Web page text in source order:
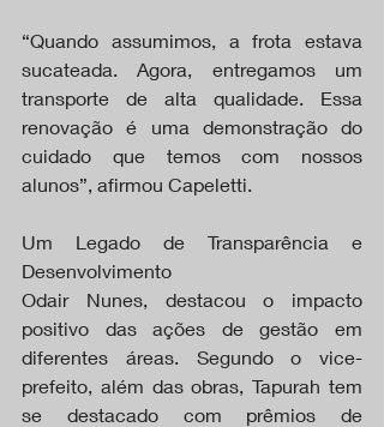
“Quando assumimos, a frota estava
sucateada. Agora, entregamos um
transporte de alta qualidade. Essa
renovação é uma demonstração do
cuidado que temos com nossos
alunos”, afirmou Capeletti.
Um Legado de Transparência e
Desenvolvimento
Odair Nunes, destacou o impacto
positivo das ações de gestão em
diferentes áreas. Segundo o vice-
prefeito, além das obras, Tapurah tem
se destacado com prêmios de